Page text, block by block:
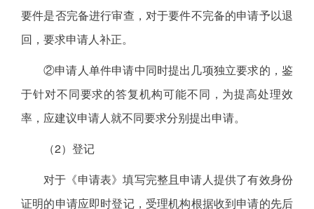
要件是否完备进行审查，对于要件不完备的申请予以退
回，要求申请人补正。
②申请人单件申请中同时提出几项独立要求的，鉴
于针对不同要求的答复机构可能不同，为提高处理效
率，应建议申请人就不同要求分别提出申请。
（2）登记
对于《申请表》填写完整且申请人提供了有效身份
证明的申请应即时登记，受理机构根据收到申请的先后